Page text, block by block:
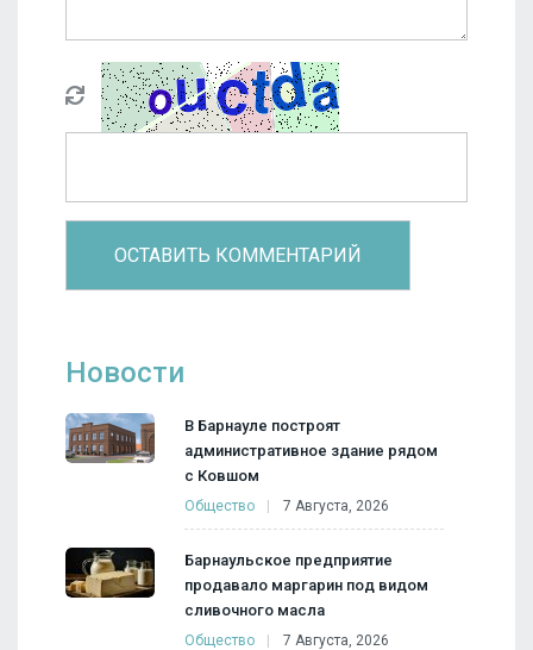
Новости
В Барнауле построят
административное здание рядом
с Ковшом
Общество 7 Августа, 2026
Барнаульское предприятие
продавало маргарин под видом
сливочного масла
Общество 7 Августа, 2026